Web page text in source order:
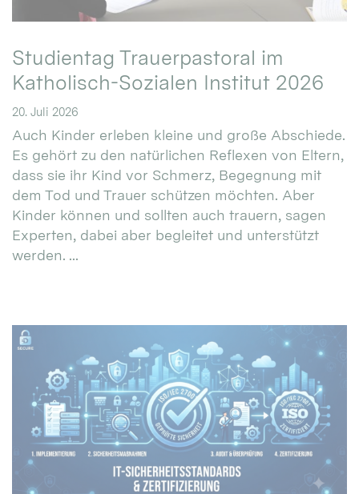
Studientag Trauerpastoral im
Katholisch-Sozialen Institut 2026
20. Juli 2026
Auch Kinder erleben kleine und große Abschiede.
Es gehört zu den natürlichen Reflexen von Eltern,
dass sie ihr Kind vor Schmerz, Begegnung mit
dem Tod und Trauer schützen möchten. Aber
Kinder können und sollten auch trauern, sagen
Experten, dabei aber begleitet und unterstützt
werden. ...